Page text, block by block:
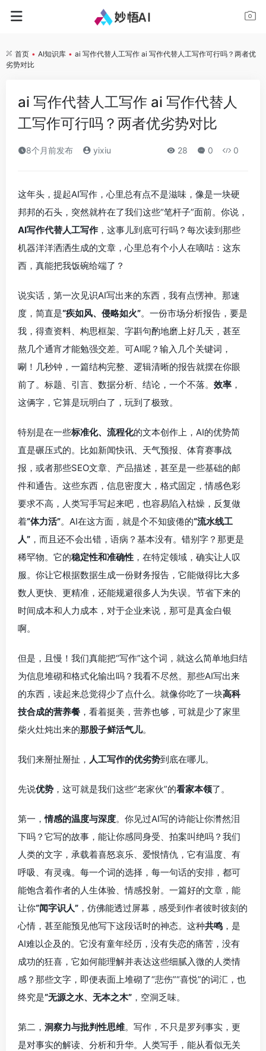
首页 • AI知识库 • ai 写作代替人工写作 ai 写作代替人工写作可行吗？两者优
劣势对比
ai 写作代替人工写作 ai 写作代替人
工写作可行吗？两者优劣势对比
8个月前发布 yixiu 28 0 0
这年头，提起AI写作，心里总有点不是滋味，像是一块硬
邦邦的石头，突然就杵在了我们这些“笔杆子”面前。你说，
AI写作代替人工写作 ，这事儿到底可行吗？每次读到那些
机器洋洋洒洒生成的文章，心里总有个小人在嘀咕：这东
西，真能把我饭碗给端了？
说实话，第一次见识AI写出来的东西，我有点愣神。那速
度，简直是“疾如风、侵略如火”。一份市场分析报告，要是
我，得查资料、构思框架、字斟句酌地磨上好几天，甚至
熬几个通宵才能勉强交差。可AI呢？输入几个关键词，
唰！几秒钟，一篇结构完整、逻辑清晰的报告就摆在你眼
前了。标题、引言、数据分析、结论，一个不落。 效率 ，
这俩字，它算是玩明白了，玩到了极致。
特别是在一些标准化、流程化的文本创作上，AI的优势简
直是碾压式的。比如新闻快讯、天气预报、体育赛事战
报，或者那些SEO文章、产品描述，甚至是一些基础的邮
件和通告。这些东西，信息密度大，格式固定，情感色彩
要求不高，人类写手写起来吧，也容易陷入枯燥，反复做
着“体力活”。AI在这方面，就是个不知疲倦的“流水线工
人” ，而且还不会出错，语病？基本没有。错别字？那更是
稀罕物。它的稳定性和准确性 ，在特定领域，确实让人叹
服。你让它根据数据生成一份财务报告，它能做得比大多
数人更快、更精准，还能规避很多人为失误。节省下来的
时间成本和人力成本，对于企业来说，那可是真金白银
啊。
但是，且慢！我们真能把“写作”这个词，就这么简单地归结
为信息堆砌和格式化输出吗？我看不尽然。那些AI写出来
的东西，读起来总觉得少了点什么。就像你吃了一块高科
技合成的营养餐 ，看着挺美，营养也够，可就是少了家里
柴火灶炖出来的那股子鲜活气儿。
我们来掰扯掰扯， 人工写作的优劣势到底在哪儿。
先说优势 ，这可就是我们这些“老家伙”的看家本领了。
第一，情感的温度与深度。你见过AI写的诗能让你潸然泪
下吗？它写的故事，能让你感同身受、拍案叫绝吗？我们
人类的文字，承载着喜怒哀乐、爱恨情仇，它有温度、有
呼吸、有灵魂。每一个词的选择，每一句话的安排，都可
能饱含着作者的人生体验、情感投射。一篇好的文章，能
让你“闻字识人” ，仿佛能透过屏幕，感受到作者彼时彼刻的
心情，甚至能预见他写下这段话时的神态。这种共鸣 ，是
AI难以企及的。它没有童年经历，没有失恋的痛苦，没有
成功的狂喜，它如何能理解并表达这些细腻入微的人类情
感？那些文字，即便表面上堆砌了“悲伤”“喜悦”的词汇，也
终究是“无源之水、无本之木” ，空洞乏味。
第二， 洞察力与批判性思维。写作，不只是罗列事实，更
是对事实的解读、分析和升华。人类写手，能从看似无关